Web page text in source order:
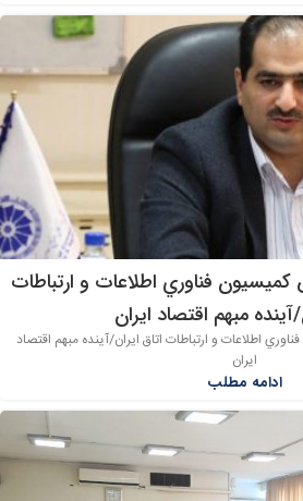
فناوري اطلاعات و ارتباطات
آینده مبهم اقتصاد ایران
اطلاعات و ارتباطات اتاق ايران/آینده مبهم اقتصاد
ایران
ادامه مطلب